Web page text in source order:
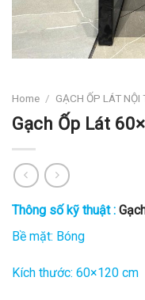
Home / GẠCH ỐP LÁT NỘI
Gạch Ốp Lát
Thông số kỹ thuật :
Bề mặt: Bóng
Kích thước: 60×120 cm